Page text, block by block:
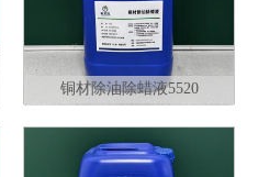
铜材除油除蜡液5520